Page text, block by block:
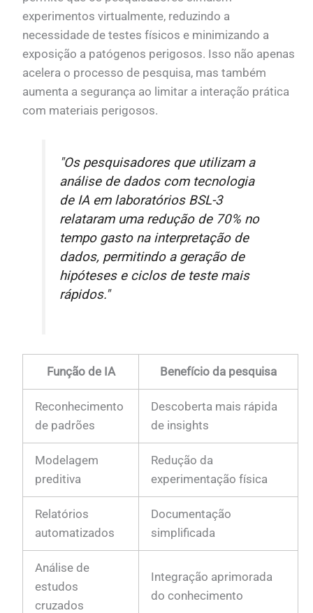
experimentos virtualmente, reduzindo a
necessidade de testes físicos e minimizando a
exposição a patógenos perigosos. Isso não apenas
acelera o processo de pesquisa, mas também
aumenta a segurança ao limitar a interação prática
com materiais perigosos.
"Os pesquisadores que utilizam a
análise de dados com tecnologia
de IA em laboratórios BSL-3
relataram uma redução de 70% no
tempo gasto na interpretação de
dados, permitindo a geração de
hipóteses e ciclos de teste mais
rápidos."
Função de IA Benefício da pesquisa
Reconhecimento
de padrões
Descoberta mais rápida
de insights
Modelagem
preditiva
Redução da
experimentação física
Relatórios
automatizados
Documentação
simplificada
Análise de
estudos
cruzados
Integração aprimorada
do conhecimento